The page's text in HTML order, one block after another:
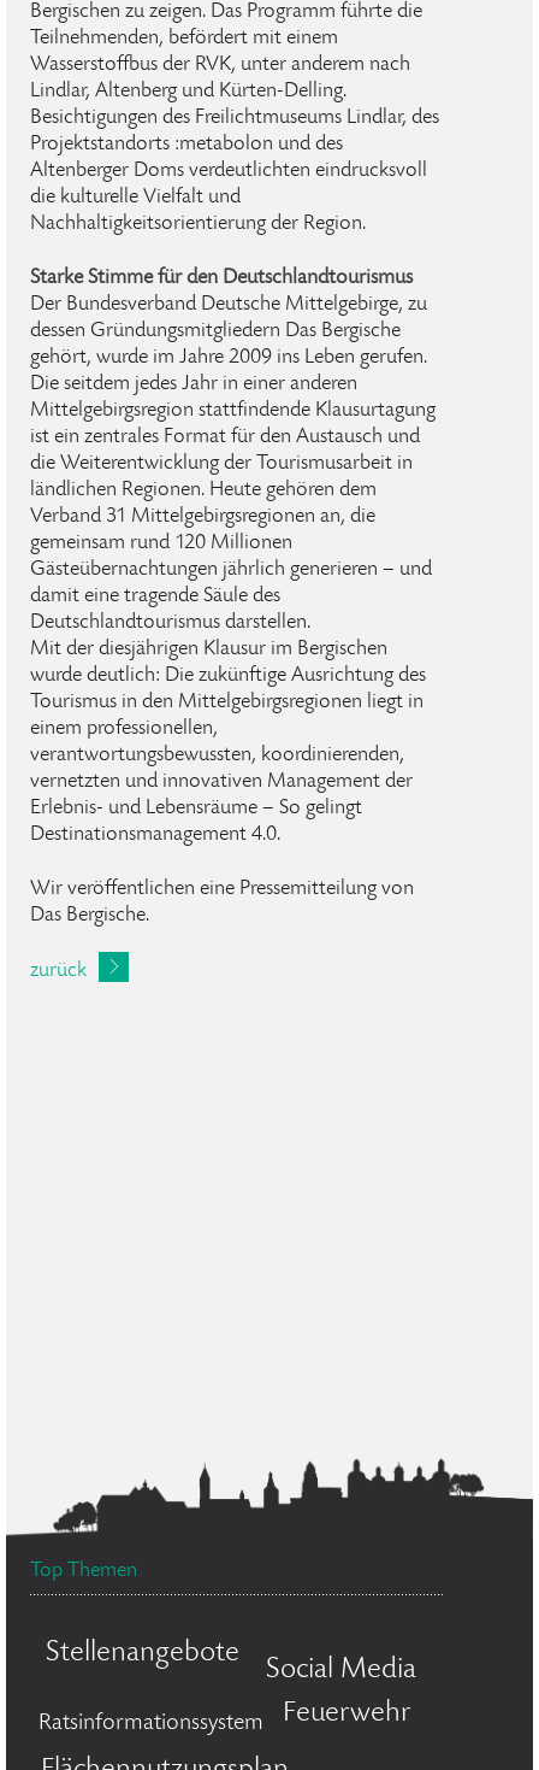
Bergischen zu zeigen. Das Programm führte die
Teilnehmenden, befördert mit einem
Wasserstoffbus der RVK, unter anderem nach
Lindlar, Altenberg und Kürten-Delling.
Besichtigungen des Freilichtmuseums Lindlar, des
Projektstandorts :metabolon und des
Altenberger Doms verdeutlichten eindrucksvoll
die kulturelle Vielfalt und
Nachhaltigkeitsorientierung der Region.
Starke Stimme für den Deutschlandtourismus
Der Bundesverband Deutsche Mittelgebirge, zu
dessen Gründungsmitgliedern Das Bergische
gehört, wurde im Jahre 2009 ins Leben gerufen.
Die seitdem jedes Jahr in einer anderen
Mittelgebirgsregion stattfindende Klausurtagung
ist ein zentrales Format für den Austausch und
die Weiterentwicklung der Tourismusarbeit in
ländlichen Regionen. Heute gehören dem
Verband 31 Mittelgebirgsregionen an, die
gemeinsam rund 120 Millionen
Gästeübernachtungen jährlich generieren – und
damit eine tragende Säule des
Deutschlandtourismus darstellen.
Mit der diesjährigen Klausur im Bergischen
wurde deutlich: Die zukünftige Ausrichtung des
Tourismus in den Mittelgebirgsregionen liegt in
einem professionellen,
verantwortungsbewussten, koordinierenden,
vernetzten und innovativen Management der
Erlebnis- und Lebensräume – So gelingt
Destinationsmanagement 4.0.
Wir veröffentlichen eine Pressemitteilung von
Das Bergische.
zurück
Top Themen
Stellenangebote
Social Media
Ratsinformationssystem
Feuerwehr